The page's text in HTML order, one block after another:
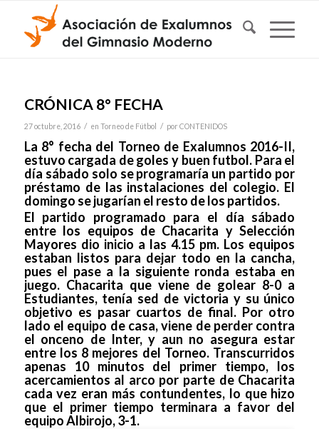
CRÓNICA 8° FECHA
27 octubre, 2016 / en Torneo de Fútbol / por CONTENIDOS
La 8° fecha del Torneo de Exalumnos 2016-II,
estuvo cargada de goles y buen futbol. Para el
día sábado solo se programaría un partido por
préstamo de las instalaciones del colegio. El
domingo se jugarían el resto de los partidos.
El partido programado para el día sábado
entre los equipos de Chacarita y Selección
Mayores dio inicio a las 4.15 pm. Los equipos
estaban listos para dejar todo en la cancha,
pues el pase a la siguiente ronda estaba en
juego. Chacarita que viene de golear 8-0 a
Estudiantes, tenía sed de victoria y su único
objetivo es pasar cuartos de final. Por otro
lado el equipo de casa, viene de perder contra
el onceno de Inter, y aun no asegura estar
entre los 8 mejores del Torneo. Transcurridos
apenas 10 minutos del primer tiempo, los
acercamientos al arco por parte de Chacarita
cada vez eran más contundentes, lo que hizo
que el primer tiempo terminara a favor del
equipo Albirojo, 3-1.